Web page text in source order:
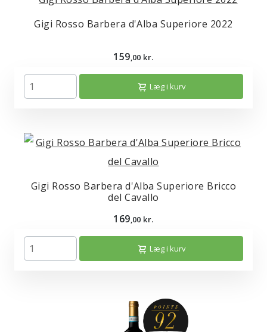
Gigi Rosso Barbera d'Alba Superiore 2022
159,00 kr.
Læg i kurv
Gigi Rosso Barbera d'Alba Superiore Bricco
del Cavallo
169,00 kr.
Læg i kurv